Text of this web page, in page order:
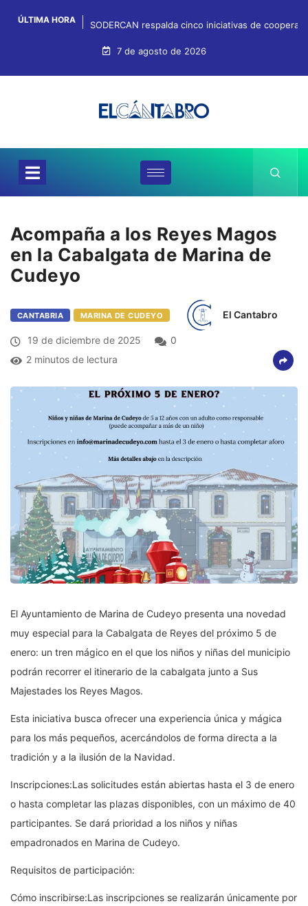
ÚLTIMA HORA SODERCAN respalda cinco iniciativas de
7 de agosto de 2026
Acompaña a los Reyes Magos
en la Cabalgata de Marina de
Cudeyo
CANTABRIA MARINA DE CUDEYO El Cantabro
19 de diciembre de 2025
0
2 minutos de lectura
El Ayuntamiento de Marina de Cudeyo presenta una novedad
muy especial para la Cabalgata de Reyes del próximo 5 de
enero: un tren mágico en el que los niños y niñas del municipio
podrán recorrer el itinerario de la cabalgata junto a Sus
Majestades los Reyes Magos.
Esta iniciativa busca ofrecer una experiencia única y mágica
para los más pequeños, acercándolos de forma directa a la
tradición y a la ilusión de la Navidad.
Inscripciones:Las solicitudes están abiertas hasta el 3 de enero
o hasta completar las plazas disponibles, con un máximo de 40
participantes. Se dará prioridad a los niños y niñas
empadronados en Marina de Cudeyo.
Requisitos de participación:
Cómo inscribirse:Las inscripciones se realizarán únicamente por